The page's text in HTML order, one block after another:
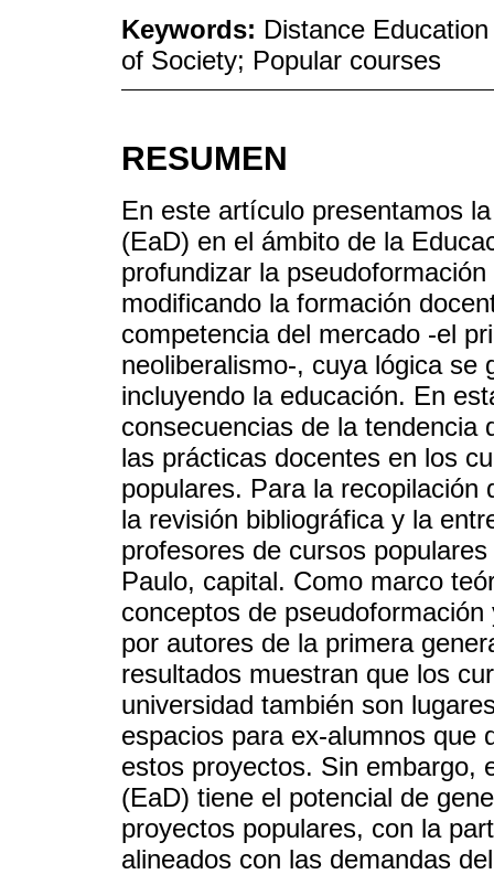
Keywords: Distance
of Society; Popular courses
RESUMEN
En este artículo presentamos
(EaD) en el ámbito de la
profundizar la
modificando la formación
competencia del mercado -el
neoliberalismo-, cuya lógica se
incluyendo la educación. En
consecuencias de la tendencia
las prácticas docentes en los
populares. Para la
la revisión bibliográfica y la
profesores de cursos
Paulo, capital. Como marco
conceptos de
por autores de la primera
resultados muestran que los
universidad también son
espacios para ex-alumnos que
estos proyectos. Sin embargo,
(EaD) tiene el potencial de
proyectos populares, con la
alineados con las demandas